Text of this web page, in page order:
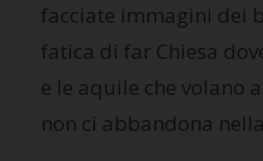
facciate immagini dei
fatica di far Chiesa
e le aquile che volano
non ci abbandona